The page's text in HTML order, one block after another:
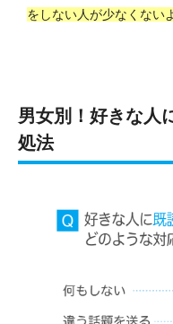
をしない人が少なくない
男女別！好きな人
処法